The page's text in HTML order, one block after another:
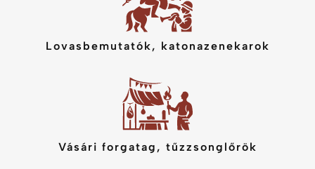
Lovasbemutatók, katonazenekarok
Vásári forgatag, tűzzsonglőrök